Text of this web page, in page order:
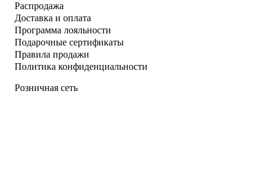
Распродажа
Доставка и оплата
Программа лояльности
Подарочные сертификаты
Правила продажи
Политика конфиденциальности
Розничная сеть